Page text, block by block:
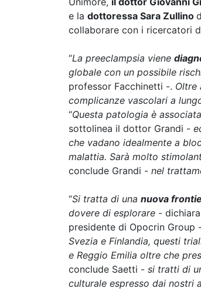
e la dottoressa Sara Zullino
collaborare con i ricercatori
“La preeclampsia viene
globale con un possibile
professor Facchinetti -. Oltre
complicanze vascolari a
“Questa patologia è
sottolinea il dottor Grandi -
che vadano idealmente a
malattia. Sarà molto
conclude Grandi - nel
“Si tratta di una nuova
dovere di esplorare -
presidente di Opocrin Group
Svezia e Finlandia, questi
e Reggio Emilia oltre che
conclude Saetti - si tratti di
culturale espresso dai nostri